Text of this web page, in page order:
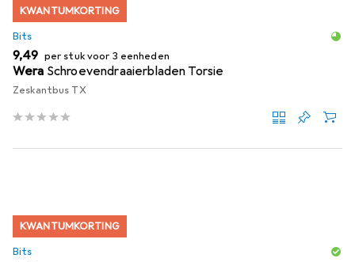
KWANTUMKORTING
Bits
EUR
9,49 per stuk voor 3 eenheden
Wera Schroevendraaierbladen Torsie
Zeskantbus TX
KWANTUMKORTING
Bits